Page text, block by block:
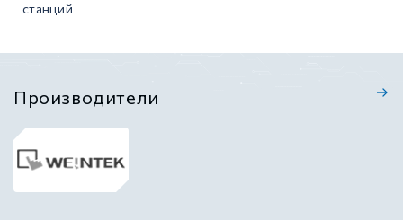
станций
Производители